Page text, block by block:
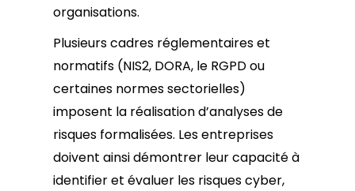
organisations.
Plusieurs cadres réglementaires et
normatifs (NIS2, DORA, le RGPD ou
certaines normes sectorielles)
imposent la réalisation d’analyses de
risques formalisées. Les entreprises
doivent ainsi démontrer leur capacité à
identifier et évaluer les risques cyber,